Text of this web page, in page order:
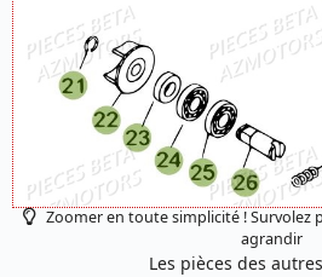
Zoomer en toute simplicité ! Survolez
agrandir
Les pièces des